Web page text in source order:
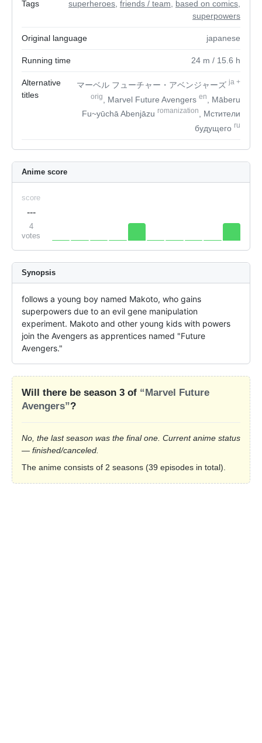
Tags superheroes friends / team based on comics
superpowers
Original language japanese
Running time 24 m / 15.6 h
Alternative
titles
マーベル フューチャー・アベンジャーズja +
orig
, Marvel Future Avengers en
, Māberu
Fu~yūchā Abenjāzu romanization
, Мстители
будущего ru
Anime score
score
---
4
votes
Synopsis
follows a young boy named Makoto, who gains
superpowers due to an evil gene manipulation
experiment. Makoto and other young kids with powers
join the Avengers as apprentices named "Future
Avengers."
Will there be season 3 of “Marvel Future
Avengers”?
No, the last season was the final one. Current anime status
— finished/canceled.
The anime consists of 2 seasons (39 episodes in total).